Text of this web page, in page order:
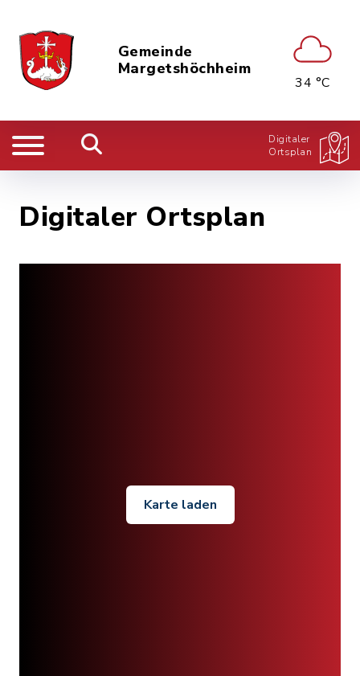
Gemeinde
Margetshöchheim
34 °C
Digitaler
Ortsplan
Digitaler Ortsplan
Karte laden